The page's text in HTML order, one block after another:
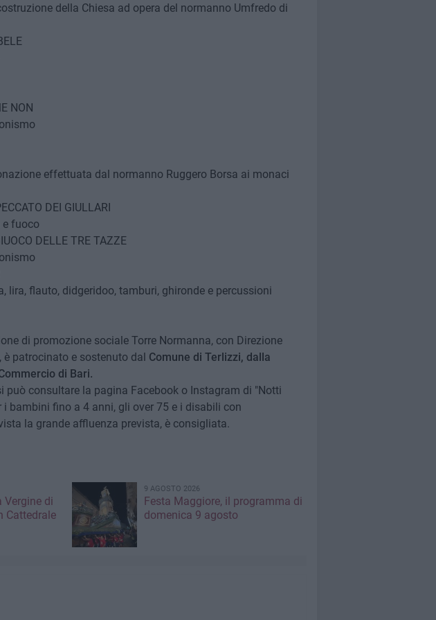
della Chiesa ad opera del normanno Umfredo di
NON
effettuata dal normanno Ruggero Borsa ai monaci
DEI GIULLARI
fuoco
DELLE TRE TAZZE
lira, flauto, didgeridoo, tamburi, ghironde e percussioni
di promozione sociale Torre Normanna, con Direzione
, è patrocinato e sostenuto dal Comune di Terlizzi, dalla
di Bari.
può consultare la pagina Facebook o Instagram di "Notti
i bambini fino a 4 anni, gli over 75 e i disabili con
la grande affluenza prevista, è consigliata.
Vergine di
Cattedrale
9 AGOSTO 2026
Festa Maggiore, il programma di
domenica 9 agosto